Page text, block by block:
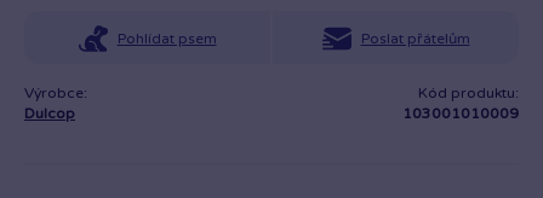
Pohlídat psem Poslat přátelům
Výrobce:
Dulcop
Kód produktu:
103001010009